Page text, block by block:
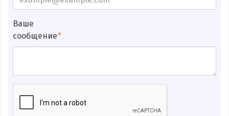
Ваше
сообщение